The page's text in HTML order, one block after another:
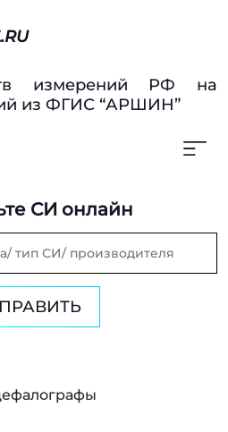
.RU
измерений РФ на
из ФГИС “АРШИН”
СИ онлайн